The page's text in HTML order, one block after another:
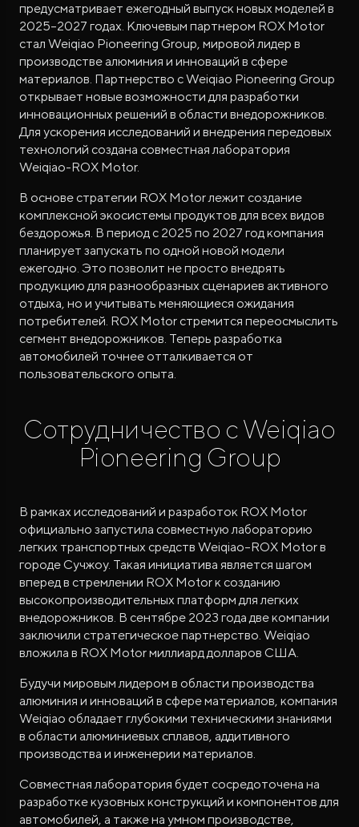
предусматривает ежегодный выпуск новых моделей в
2025–2027 годах. Ключевым партнером ROX Motor
стал Weiqiao Pioneering Group, мировой лидер в
производстве алюминия и инноваций в сфере
материалов. Партнерство с Weiqiao Pioneering Group
открывает новые возможности для разработки
инновационных решений в области внедорожников.
Для ускорения исследований и внедрения передовых
технологий создана совместная лаборатория
Weiqiao-ROX Motor.
В основе стратегии ROX Motor лежит создание
комплексной экосистемы продуктов для всех видов
бездорожья. В период с 2025 по 2027 год компания
планирует запускать по одной новой модели
ежегодно. Это позволит не просто внедрять
продукцию для разнообразных сценариев активного
отдыха, но и учитывать меняющиеся ожидания
потребителей. ROX Motor стремится переосмыслить
сегмент внедорожников. Теперь разработка
автомобилей точнее отталкивается от
пользовательского опыта.
Сотрудничество с Weiqiao
Pioneering Group
В рамках исследований и разработок ROX Motor
официально запустила совместную лабораторию
легких транспортных средств Weiqiao–ROX Motor в
городе Сучжоу. Такая инициатива является шагом
вперед в стремлении ROX Motor к созданию
высокопроизводительных платформ для легких
внедорожников. В сентябре 2023 года две компании
заключили стратегическое партнерство. Weiqiao
вложила в ROX Motor миллиард долларов США.
Будучи мировым лидером в области производства
алюминия и инноваций в сфере материалов, компания
Weiqiao обладает глубокими техническими знаниями
в области алюминиевых сплавов, аддитивного
производства и инженерии материалов.
Совместная лаборатория будет сосредоточена на
разработке кузовных конструкций и компонентов для
автомобилей, а также на умном производстве,